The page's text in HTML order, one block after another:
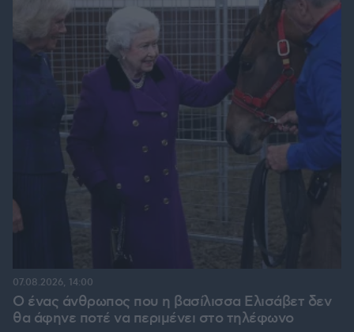
Ο ένας άνθρωπος που η βασίλισσα Ελισάβετ δεν
θα άφηνε ποτέ να περιμένει στο τηλέφωνο
07.08.2026, 14:00